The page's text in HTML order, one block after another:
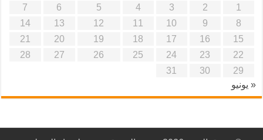
1
2
3
4
5
6
7
8
9
10
11
12
13
14
15
16
17
18
19
20
21
22
23
24
25
26
27
28
29
30
31
« يونيو